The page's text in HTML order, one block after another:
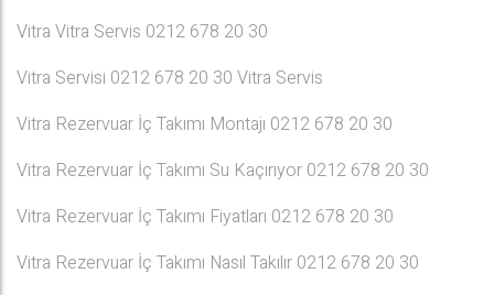
Vitra Vitra Servis 0212 678 20 30
Vitra Servisi 0212 678 20 30 Vitra Servis
Vitra Rezervuar İç Takımı Montajı 0212 678 20 30
Vitra Rezervuar İç Takımı Su Kaçırıyor 0212 678 20 30
Vitra Rezervuar İç Takımı Fiyatları 0212 678 20 30
Vitra Rezervuar İç Takımı Nasıl Takılır 0212 678 20 30